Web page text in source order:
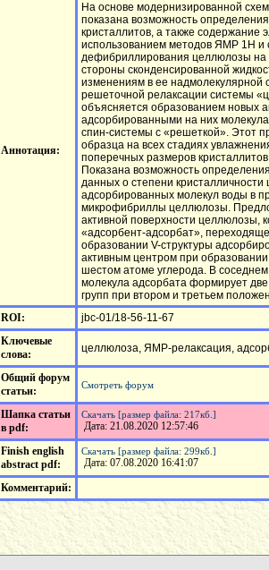
Аннотация:
На основе модернизированной
показана возможность
кристаллитов, а также
использованием методов ЯМР 1Н и
дефибриллирования целлюлозы на
стороны сконденсированной
изменениям в ее надмолекулярной
решеточной релаксации системы
объясняется образованием новых
адсорбированными на них
спин-системы с «решеткой». Этот
образца на всех стадиях
поперечных размеров
Показана возможность
данных о степени
адсорбированных молекул воды в
микрофибриллы целлюлозы.
активной поверхности целлюлозы,
«адсорбент-адсорбат»,
образовании V-структуры
активным центром при
шестом атоме углерода. В
молекула адсорбата формирует
групп при втором и третьем
ROI:
jbc-01/18-56-11-67
Ключевые
слова:
целлюлоза, ЯМР-релаксация,
Общий форум
статьи:
Смотреть форум
Шапка статьи
в pdf:
Скачать [размер файла: 217кб.]
Дата: 21.08.2020 12:57:46
Finish english
abstract pdf:
Скачать [размер файла: 299кб.]
Дата: 07.08.2020 16:41:07
Комментарий: